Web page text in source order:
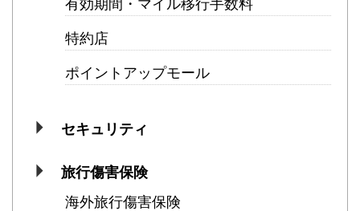
有効期間・マイル移行手数料
特約店
ポイントアップモール
セキュリティ
旅行傷害保険
海外旅行傷害保険